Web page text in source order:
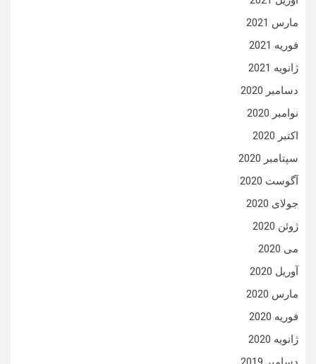
مارس 2021
فوریه 2021
ژانویه 2021
دسامبر 2020
نوامبر 2020
اکتبر 2020
سپتامبر 2020
آگوست 2020
جولای 2020
ژوئن 2020
می 2020
آوریل 2020
مارس 2020
فوریه 2020
ژانویه 2020